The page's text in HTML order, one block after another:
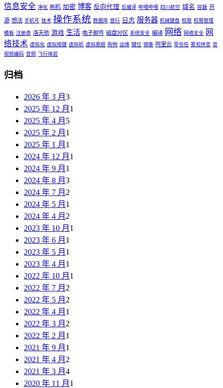
信息安全 净化 刷机 加密 博客 反向代理 反编译 哔哩哔哩 四川航空 域名 容器 开
源 想法 手机号 技术 操作系统 数据库 旅行 日志 服务器 机械键盘 权限 权限管理
模板 注册表 洛天依 游戏 生活 电子邮件 磁盘分区 系统安全 编译 网络 网络安全
网
络技术 虚拟化 虚拟按键 虚拟机 虚拟歌姬 购物 运维 键位 镜像 阿里云 零信任 雾凇拼音 音
视频编码 音频 飞行体验
归档
2026 年 3 月 3
2025 年 12 月 1
2025 年 4 月 5
2025 年 2 月 1
2025 年 1 月 1
2024 年 12 月 1
2024 年 9 月 1
2024 年 8 月 3
2024 年 7 月 2
2024 年 5 月 1
2024 年 4 月 2
2023 年 10 月 1
2023 年 6 月 1
2023 年 5 月 1
2023 年 4 月 1
2022 年 10 月 1
2022 年 7 月 2
2022 年 5 月 2
2022 年 4 月 1
2022 年 3 月 2
2022 年 2 月 1
2021 年 9 月 1
2021 年 4 月 2
2021 年 3 月 4
2020 年 11 月 1